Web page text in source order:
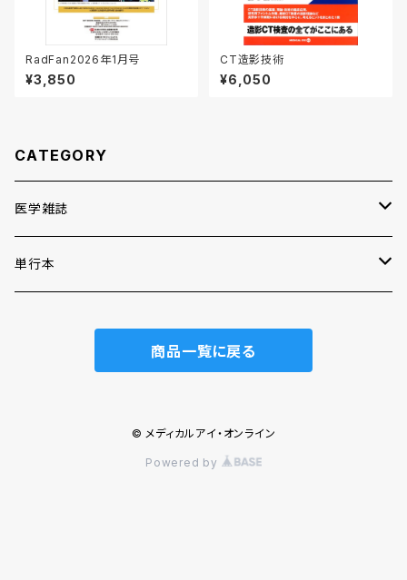
RadFan2026年1月号
¥3,850
CT造影技術
¥6,050
CATEGORY
医学雑誌
月刊RadFan
2023年_まとめ買い
単行本
商品一覧に戻る
© メディカルアイ・オンライン
Powered by